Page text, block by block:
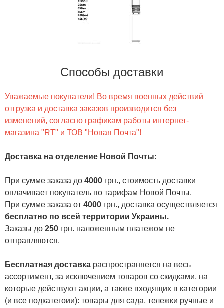
Способы доставки
Уважаемые покупатели! Во время военных действий
отгрузка и доставка заказов производится без
изменений, согласно графикам работы интернет-
магазина "RT" и ТОВ "Новая Почта"!
Доставка на отделение Новой Почты:
При сумме заказа до 4000 грн., стоимость доставки
оплачивает покупатель по тарифам Новой Почты.
При сумме заказа от 4000 грн., доставка осуществляется
бесплатно по всей территории Украины.
Заказы до 250 грн. наложенным платежом не
отправляются.
Бесплатная доставка распространяется на весь
ассортимент, за исключением товаров со скидками, на
которые действуют акции, а также входящих в категории
(и все подкатегоии): товары для сада, тележки ручные и